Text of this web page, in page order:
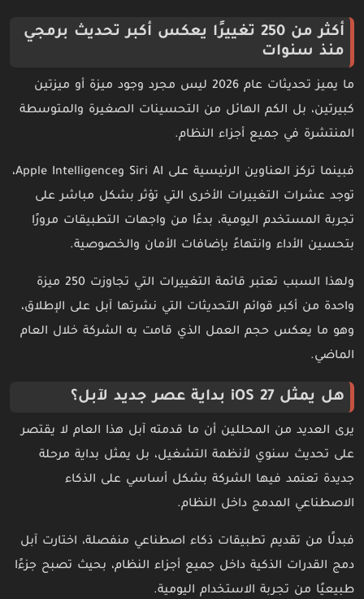
أكثر من 250 تغييرًا يعكس أكبر تحديث برمجي
منذ سنوات
ما يميز تحديثات عام 2026 ليس مجرد وجود ميزة أو ميزتين
كبيرتين، بل الكم الهائل من التحسينات الصغيرة والمتوسطة
المنتشرة في جميع أجزاء النظام.
فبينما تركز العناوين الرئيسية على Siri AI وApple Intelligence،
توجد عشرات التغييرات الأخرى التي تؤثر بشكل مباشر على
تجربة المستخدم اليومية، بدءًا من واجهات التطبيقات مرورًا
بتحسين الأداء وانتهاءً بإضافات الأمان والخصوصية.
ولهذا السبب تعتبر قائمة التغييرات التي تجاوزت 250 ميزة
واحدة من أكبر قوائم التحديثات التي نشرتها آبل على الإطلاق،
وهو ما يعكس حجم العمل الذي قامت به الشركة خلال العام
الماضي.
هل يمثل iOS 27 بداية عصر جديد لآبل؟
يرى العديد من المحللين أن ما قدمته آبل هذا العام لا يقتصر
على تحديث سنوي لأنظمة التشغيل، بل يمثل بداية مرحلة
جديدة تعتمد فيها الشركة بشكل أساسي على الذكاء
الاصطناعي المدمج داخل النظام.
فبدلًا من تقديم تطبيقات ذكاء اصطناعي منفصلة، اختارت آبل
دمج القدرات الذكية داخل جميع أجزاء النظام، بحيث تصبح جزءًا
طبيعيًا من تجربة الاستخدام اليومية.